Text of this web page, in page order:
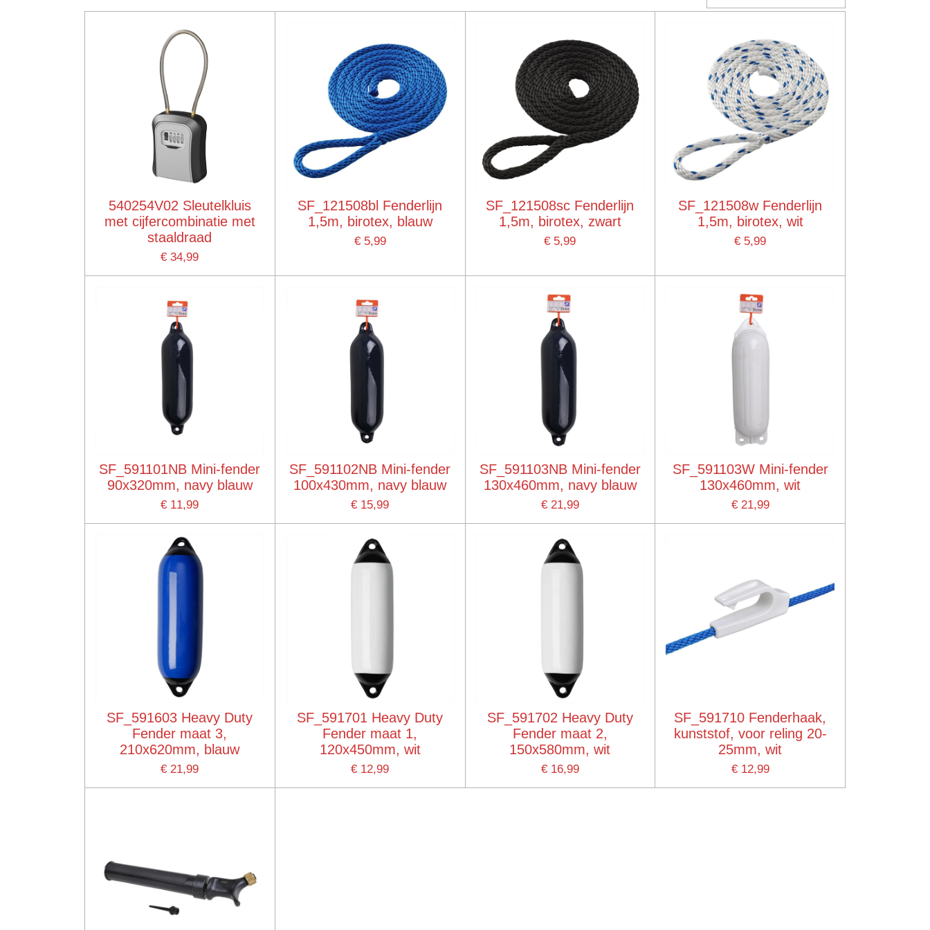
540254V02 Sleutelkluis
met cijfercombinatie met
staaldraad
€ 34,99
SF_121508bl Fenderlijn
1,5m, birotex, blauw
€ 5,99
SF_121508sc Fenderlijn
1,5m, birotex, zwart
€ 5,99
SF_121508w Fenderlijn
1,5m, birotex, wit
€ 5,99
SF_591101NB Mini-fender
90x320mm, navy blauw
€ 11,99
SF_591102NB Mini-fender
100x430mm, navy blauw
€ 15,99
SF_591103NB Mini-fender
130x460mm, navy blauw
€ 21,99
SF_591103W Mini-fender
130x460mm, wit
€ 21,99
SF_591603 Heavy Duty
Fender maat 3,
210x620mm, blauw
€ 21,99
SF_591701 Heavy Duty
Fender maat 1,
120x450mm, wit
€ 12,99
SF_591702 Heavy Duty
Fender maat 2,
150x580mm, wit
€ 16,99
SF_591710 Fenderhaak,
kunststof, voor reling 20-
25mm, wit
€ 12,99